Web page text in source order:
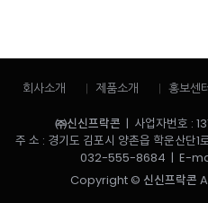
회사소개 제품소개 홍보센터
㈜신신프락콘 | 사업자번호 :
주 소 : 경기도 김포시 양촌읍 학운산
032-555-8684 | E-
Copyright © 신신프락콘